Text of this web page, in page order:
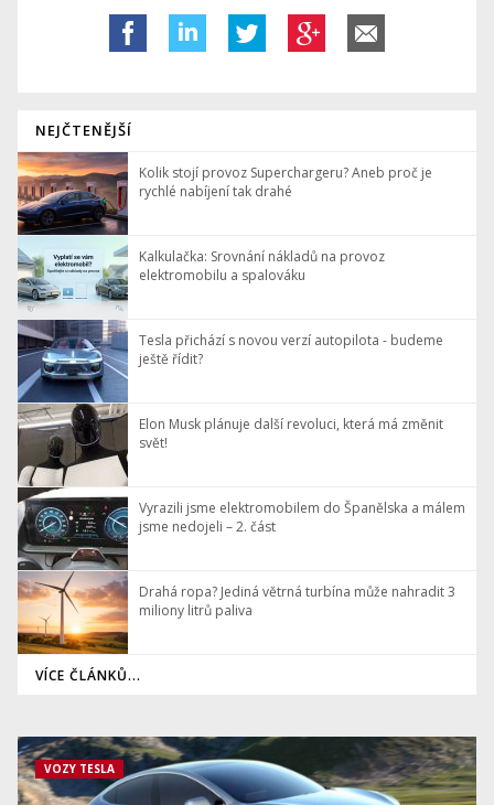
NEJČTENĚJŠÍ
Kolik stojí provoz Superchargeru? Aneb proč je
rychlé nabíjení tak drahé
Kalkulačka: Srovnání nákladů na provoz
elektromobilu a spalováku
Tesla přichází s novou verzí autopilota - budeme
ještě řídit?
Elon Musk plánuje další revoluci, která má změnit
svět!
Vyrazili jsme elektromobilem do Španělska a málem
jsme nedojeli – 2. část
Drahá ropa? Jediná větrná turbína může nahradit 3
miliony litrů paliva
VÍCE ČLÁNKŮ...
VOZY TESLA